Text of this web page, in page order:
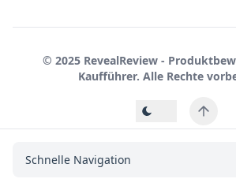
Schnelle Navigation
© 2025 RevealReview -
Kaufführer. Alle Rechte